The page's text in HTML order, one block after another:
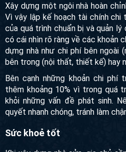
Kinh phí xây dựng
Xây dựng một ngôi nhà hoàn
nhỏ. Vì vậy lập kế hoạch tài
trọng của quá trình chuẩn bị và
gia chủ có cái nhìn rõ ràng về
đến việc xây dựng nhà như chi
vật liệu), chi phí bên trong (nội
phí khác.
Bên cạnh những khoản chi phí
khỏi những vấn đề phát sinh.